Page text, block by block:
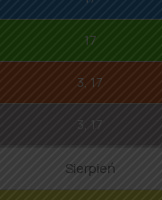
17
3, 17
3, 17
Sierpień